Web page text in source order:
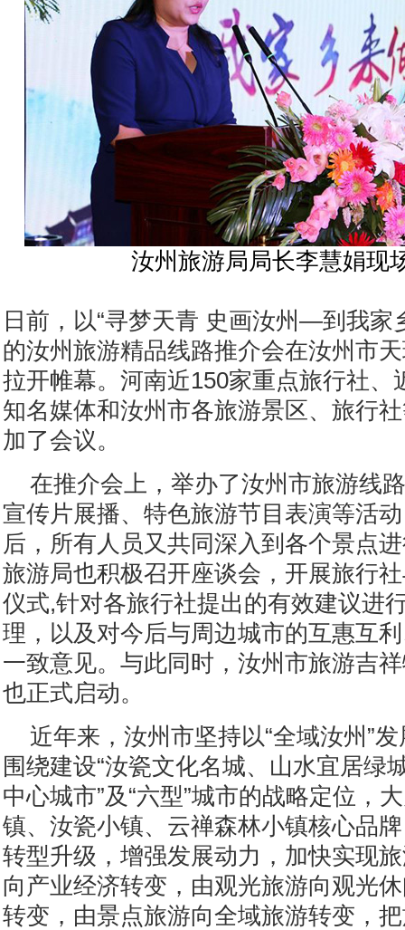
汝州旅游局局长李慧娟现
日前，以“寻梦天青 史画汝州—到我家
的汝州旅游精品线路推介会在汝州市
拉开帷幕。河南近150家重点旅行社、
知名媒体和汝州市各旅游景区、旅行
加了会议。
在推介会上，举办了汝州市旅游线
宣传片展播、特色旅游节目表演等活
后，所有人员又共同深入到各个景点
旅游局也积极召开座谈会，开展旅行
仪式,针对各旅行社提出的有效建议进
理，以及对今后与周边城市的互惠互
一致意见。与此同时，汝州市旅游吉
也正式启动。
近年来，汝州市坚持以“全域汝州”
围绕建设“汝瓷文化名城、山水宜居绿
中心城市”及“六型”城市的战略定位，
镇、汝瓷小镇、云禅森林小镇核心品
转型升级，增强发展动力，加快实现
向产业经济转变，由观光旅游向观光
转变，由景点旅游向全域旅游转变，